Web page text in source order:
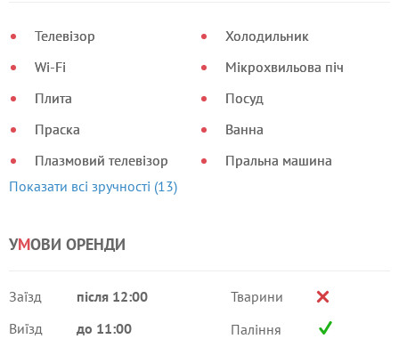
Телевізор
Wi-Fi
Плита
Праска
Плазмовий телевізор
Холодильник
Мікрохвильова піч
Посуд
Ванна
Пральна машина
Показати всі зручності (13)
УМОВИ ОРЕНДИ
Заїзд
після 12:00
Виїзд
до 11:00
Тварини
Паління